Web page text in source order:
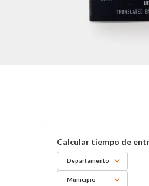
Departamento
Municipio